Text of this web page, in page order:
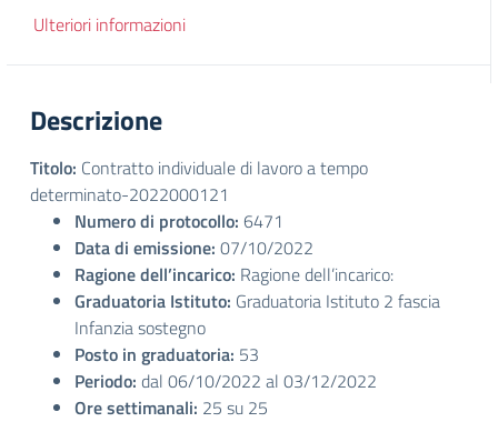
Ulteriori informazioni
Descrizione
Titolo: Contratto individuale di lavoro a tempo
determinato-2022000121
Numero di protocollo: 6471
Data di emissione: 07/10/2022
Ragione dell’incarico: Ragione dell’incarico:
Graduatoria Istituto: Graduatoria Istituto 2 fascia
Infanzia sostegno
Posto in graduatoria: 53
Periodo: dal 06/10/2022 al 03/12/2022
Ore settimanali: 25 su 25